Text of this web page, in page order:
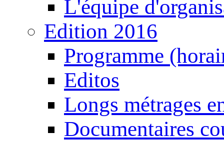
L'équipe
Edition 2016
Programme
Editos
Longs métrages
Documentaires